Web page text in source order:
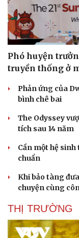
Sản phụ khoa
Nhi khoa
Nam khoa
Làm đẹp - giảm cân
Phòng mạch online
Ăn sạch sống khỏe
Phó huyện
truyền thống ở
Phản ứng của
bình chê bai
The Odyssey
tích sau 14 năm
Cần một hệ
chuẩn
Khi bảo tàng
chuyện cùng
THỊ TRƯỜNG